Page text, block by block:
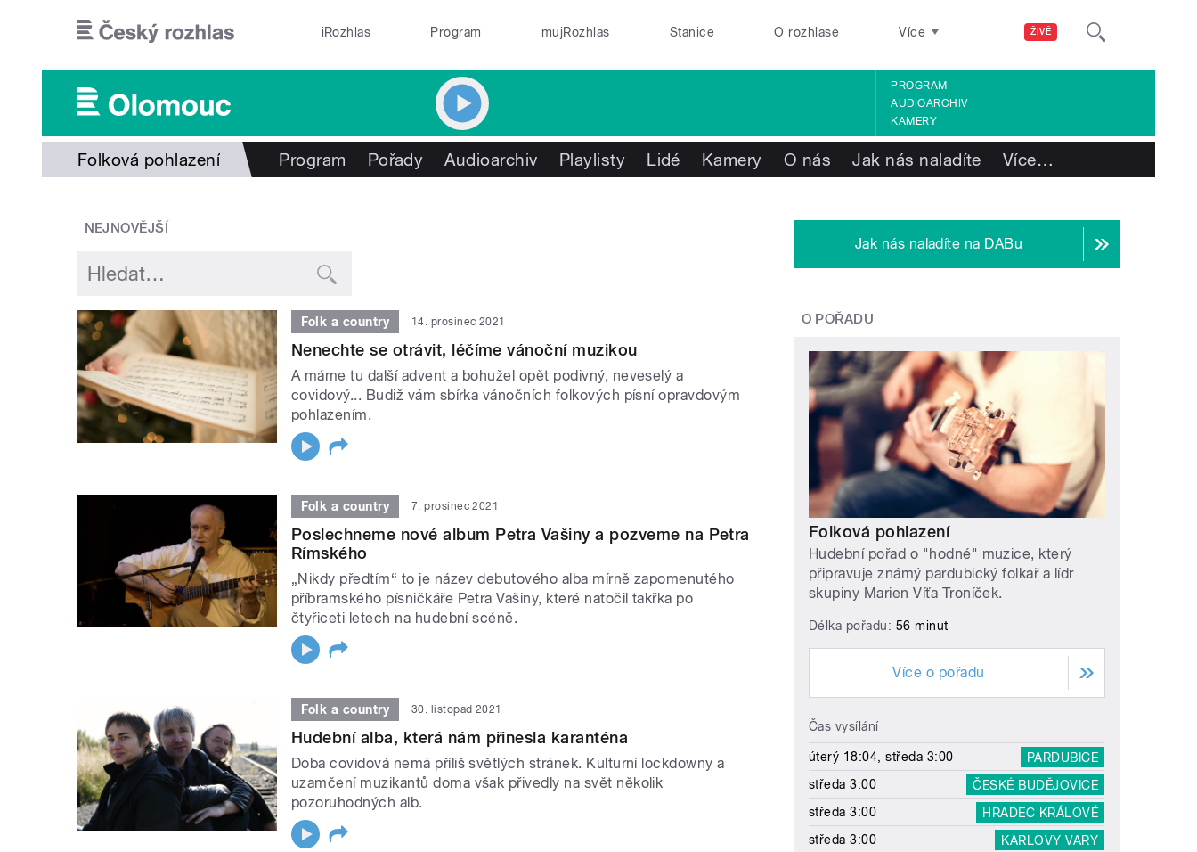
ŽIVĚ
iRozhlas Program mujRozhlas Stanice O rozhlase Více
PROGRAM
AUDIOARCHIV
KAMERY
Folková pohlazení Program Pořady Audioarchiv Playlisty Lidé Kamery O nás Jak nás naladíte Více…
NEJNOVĚJŠÍ
Folk a country 14. prosinec 2021
Nenechte se otrávit, léčíme vánoční muzikou
A máme tu další advent a bohužel opět podivný, neveselý a
covidový... Budiž vám sbírka vánočních folkových písní opravdovým
pohlazením.
Folk a country 7. prosinec 2021
Poslechneme nové album Petra Vašiny a pozveme na Petra
Rímského
„Nikdy předtím“ to je název debutového alba mírně zapomenutého
příbramského písničkáře Petra Vašiny, které natočil takřka po
čtyřiceti letech na hudební scéně.
Folk a country 30. listopad 2021
Hudební alba, která nám přinesla karanténa
Doba covidová nemá příliš světlých stránek. Kulturní lockdowny a
uzamčení muzikantů doma však přivedly na svět několik
pozoruhodných alb.
Jak nás naladíte na DABu
O POŘADU
Folková pohlazení
Hudební pořad o "hodné" muzice, který
připravuje známý pardubický folkař a lídr
skupiny Marien Víťa Troníček.
Délka pořadu: 56 minut
Více o pořadu
Čas vysílání
úterý 18:04, středa 3:00
PARDUBICE
středa 3:00
ČESKÉ BUDĚJOVICE
středa 3:00
HRADEC KRÁLOVÉ
středa 3:00
KARLOVY VARY